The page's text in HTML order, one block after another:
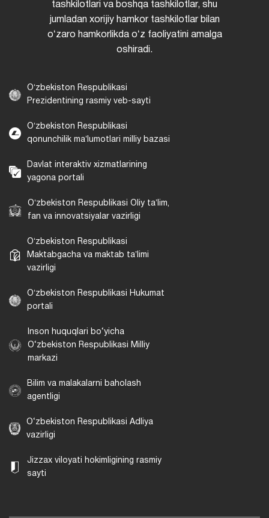
tashkilotlari va boshqa tashkilotlar, shu
jumladan xorijiy hamkor tashkilotlar bilan
oʻzaro hamkorlikda oʻz faoliyatini amalga
oshiradi.
Oʻzbekiston Respublikasi
Prezidentining rasmiy veb-sayti
Oʻzbekiston Respublikasi
qonunchilik maʼlumotlari milliy bazasi
Davlat interaktiv xizmatlarining
yagona portali
Oʻzbekiston Respublikasi Oliy taʼlim,
fan va innovatsiyalar vazirligi
Oʻzbekiston Respublikasi
Maktabgacha va maktab taʼlimi
vazirligi
Oʻzbekiston Respublikasi Hukumat
portali
Inson huquqlari bo‘yicha
O‘zbekiston Respublikasi Milliy
markazi
Bilim va malakalarni baholash
agentligi
O‘zbekiston Respublikasi Adliya
vazirligi
Jizzax viloyati hokimligining rasmiy
sayti